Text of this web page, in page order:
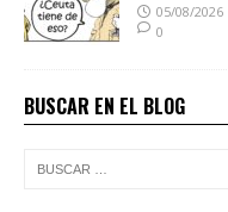
05/08/2026
0
BUSCAR EN EL BLOG